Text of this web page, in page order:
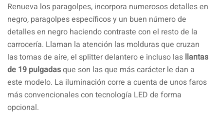
Renueva los paragolpes, incorpora numerosos detalles en
negro, paragolpes específicos y un buen número de
detalles en negro haciendo contraste con el resto de la
carrocería. Llaman la atención las molduras que cruzan
las tomas de aire, el splitter delantero e incluso las llantas
de 19 pulgadasque son las que más carácter le dan a
este modelo. La iluminación corre a cuenta de unos faros
más convencionales con tecnología LED de forma
opcional.